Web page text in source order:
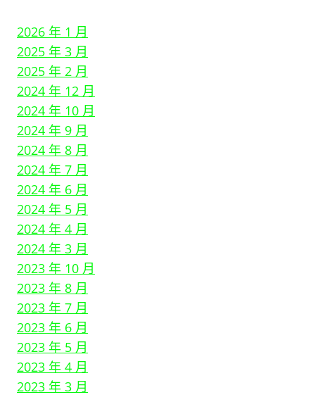
2026 年 1 月
2025 年 3 月
2025 年 2 月
2024 年 12 月
2024 年 10 月
2024 年 9 月
2024 年 8 月
2024 年 7 月
2024 年 6 月
2024 年 5 月
2024 年 4 月
2024 年 3 月
2023 年 10 月
2023 年 8 月
2023 年 7 月
2023 年 6 月
2023 年 5 月
2023 年 4 月
2023 年 3 月